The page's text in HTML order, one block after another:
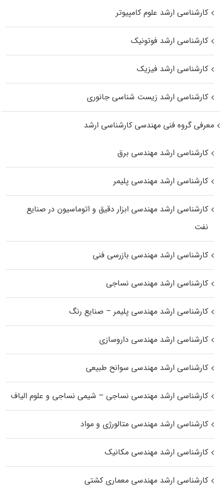
کارشناسی ارشد علوم کامپیوتر
کارشناسی ارشد فوتونیک
کارشناسی ارشد فیزیک
کارشناسی ارشد زیست‌ شناسی جانوری
معرفی گروه فنی مهندسی کارشناسی ارشد
کارشناسی ارشد مهندسی برق
کارشناسی ارشد مهندسی پلیمر
کارشناسی ارشد مهندسی ابزار دقیق و اتوماسیون در صنایع
نفت
کارشناسی ارشد مهندسی بازرسی فنی
کارشناسی ارشد مهندسی نساجی
کارشناسی ارشد مهندسی پلیمر – صنایع رنگ
کارشناسی ارشد مهندسی داروسازی
کارشناسی ارشد مهندسی سوانح طبیعی
کارشناسی ارشد مهندسی نساجی – شیمی نساجی و علوم الیاف
کارشناسی ارشد مهندسی متالورژی و مواد
کارشناسی ارشد مهندسی مکانیک
کارشناسی ارشد مهندسی معماری کشتی